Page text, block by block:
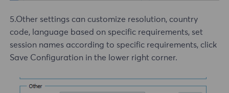
5.Other settings can customize resolution, country
code, language based on specific requirements, set
session names according to specific requirements, click
Save Configuration in the lower right corner.